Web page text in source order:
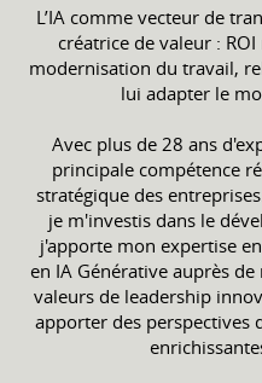
L’IA comme vecteur de
créatrice de valeur :
modernisation du travail,
lui adapter le
Avec plus de 28 ans
principale compétence
stratégique des
je m'investis dans le
j'apporte mon expertise
en IA Générative auprès
valeurs de leadership
apporter des perspectives